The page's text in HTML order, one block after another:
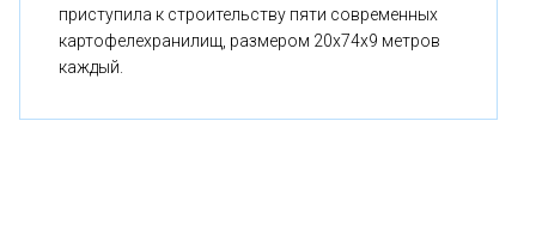
приступила к строительству пяти современных
картофелехранилищ, размером 20x74x9 метров
каждый.